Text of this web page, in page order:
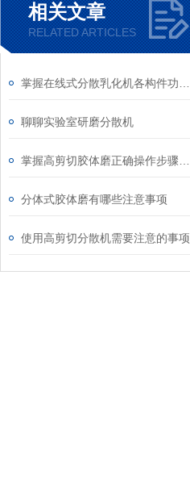
相关文章
RELATED ARTICLES
聊聊实验室研磨分散机
分体式胶体磨有哪些注意事项
使用高剪切分散机需要注意的事项